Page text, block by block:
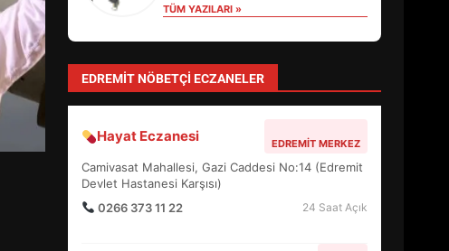
TÜM YAZILARI »
EDREMIT NÖBETÇI ECZANELER
Hayat Eczanesi EDREMIT MERKEZ
Camivasat Mahallesi, Gazi Caddesi No:14 (Edremit
Devlet Hastanesi Karşısı)
0266 373 11 22
24 Saat Açık
4
EDREMİT’İN GURURU TÜRKİYE
FİNALİNDE NE BAŞARDI?
5
BALIKESİR MÜZELERİNDE
SÜRE UZATILDI: NE DEĞİŞTİ?